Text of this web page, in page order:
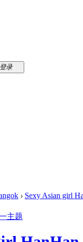
登录
› Sexy Asian girl